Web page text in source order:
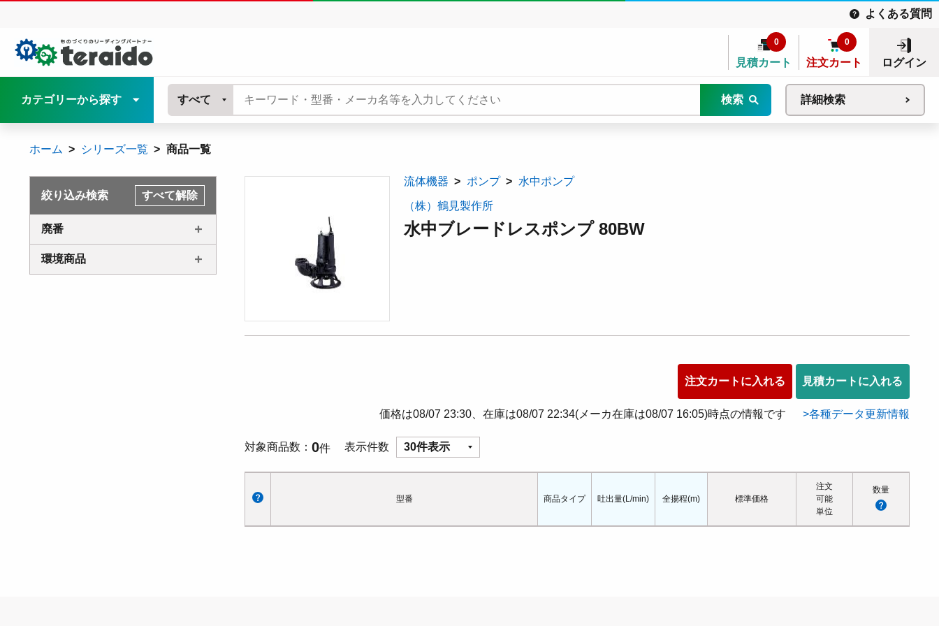
よくある質問
見積カート
0
注文カート
0
ログイン
カテゴリーから探す すべて 検索 詳細検索
ホーム シリーズ一覧 商品一覧
絞り込み検索 すべて解除
廃番
環境商品
流体機器 ポンプ 水中ポンプ
（株）鶴見製作所
水中ブレードレスポンプ 80BW
注文カートに入れる 見積カートに入れる
価格は08/07 23:30、在庫は08/07 22:34(メーカ在庫は08/07 16:05)時点の情報です 各種データ更新情報
対象商品数 0件 表示件数 30件表示
型番 商品タイプ 吐出量(L/min) 全揚程(m) 標準価格
注文
可能
単位
数量